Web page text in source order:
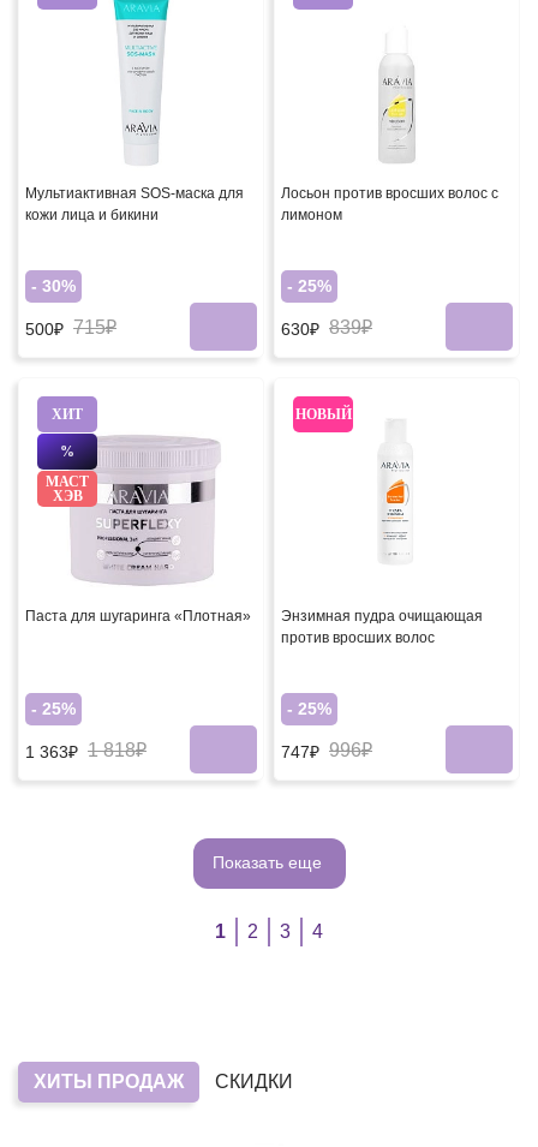
Мультиактивная SOS-маска для
кожи лица и бикини
- 30%
500₽ 715₽
Лосьон против вросших волос с
лимоном
- 25%
630₽ 839₽
ХИТ
%
МАСТ
ХЭВ
Паста для шугаринга «Плотная»
- 25%
1 363₽ 1 818₽
НОВЫЙ
Энзимная пудра очищающая
против вросших волос
- 25%
747₽ 996₽
Показать еще
1 2 3 4
ХИТЫ ПРОДАЖ СКИДКИ